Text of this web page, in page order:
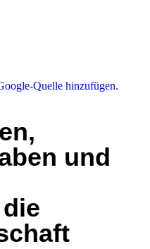
Quelle hinzufügen.
und